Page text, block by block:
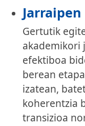
Gertutik
akademikori
efektiboa
berean
izatean,
koherentzia
transizioa